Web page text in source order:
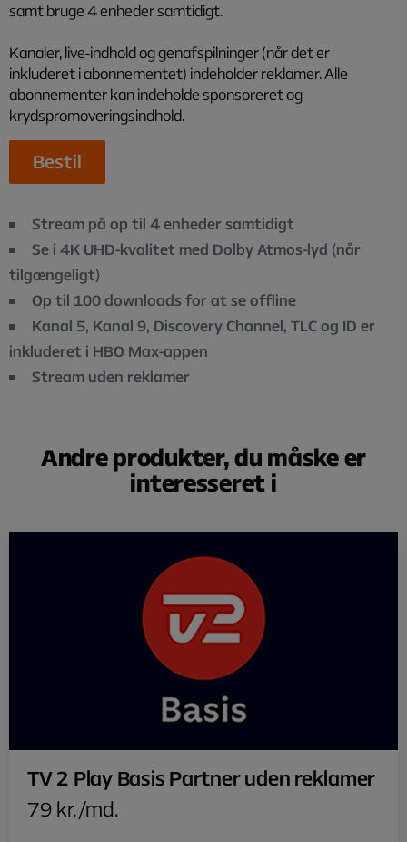
samt bruge 4 enheder samtidigt.
Kanaler, live-indhold og genafspilninger (når det er
inkluderet i abonnementet) indeholder reklamer. Alle
abonnementer kan indeholde sponsoreret og
krydspromoveringsindhold.
Bestil
Stream på op til 4 enheder samtidigt
Se i 4K UHD-kvalitet med Dolby Atmos-lyd (når
tilgængeligt)
Op til 100 downloads for at se offline
Kanal 5, Kanal 9, Discovery Channel, TLC og ID er
inkluderet i HBO Max-appen
Stream uden reklamer
Andre produkter, du måske er
interesseret i
TV 2 Play Basis Partner uden reklamer
79 kr./md.